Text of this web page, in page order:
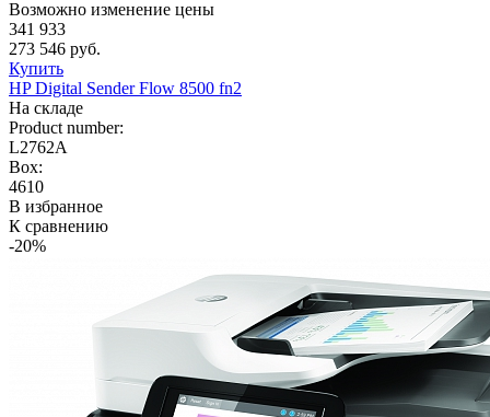
Возможно изменение цены
341 933
273 546 руб.
Купить
HP Digital Sender Flow 8500 fn2
На складе
Product number:
L2762A
Box:
4610
В избранное
К сравнению
-20%